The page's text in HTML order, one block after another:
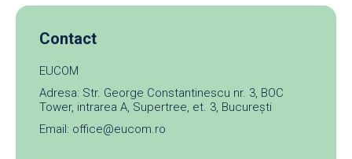
Contact
EUCOM
Adresa: Str. George Constantinescu nr. 3, BOC
Tower, intrarea A, Supertree, et. 3, București
Email: office@eucom.ro